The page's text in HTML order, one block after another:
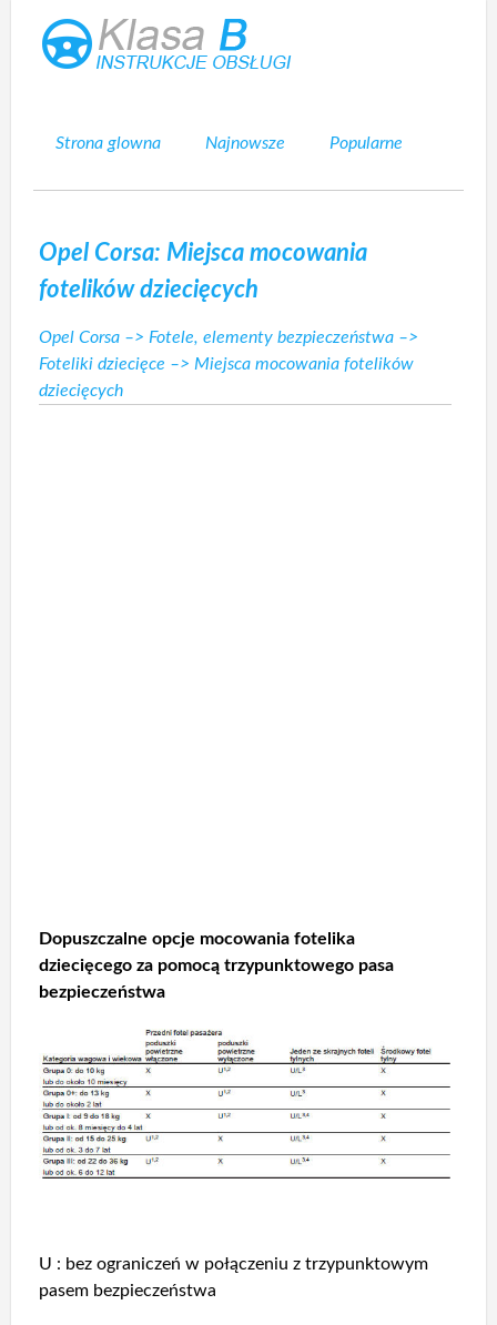
Strona glowna Najnowsze Popularne
Opel Corsa: Miejsca mocowania
fotelików dziecięcych
Opel Corsa –> Fotele, elementy bezpieczeństwa –>
Foteliki dziecięce –> Miejsca mocowania fotelików
dziecięcych
Dopuszczalne opcje mocowania fotelika
dziecięcego za pomocą trzypunktowego pasa
bezpieczeństwa
U : bez ograniczeń w połączeniu z trzypunktowym
pasem bezpieczeństwa